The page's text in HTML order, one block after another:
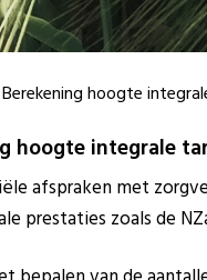
Berekening hoogte
hoogte integrale
afspraken met
prestaties zoals de